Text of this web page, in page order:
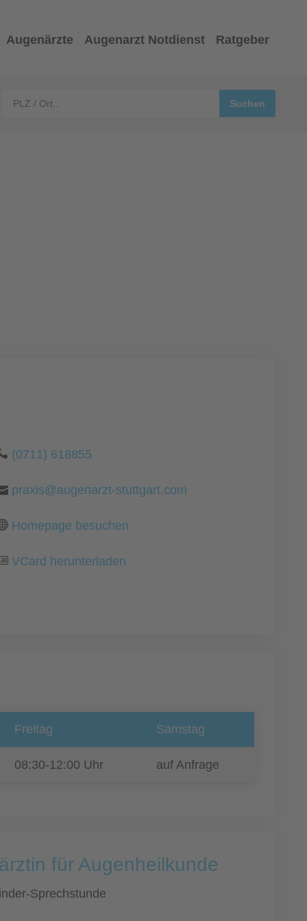
Augenärzte Augenarzt Notdienst Ratgeber
(0711) 618855
praxis@augenarzt-stuttgart.com
Homepage besuchen
VCard herunterladen
Freitag Samstag
08:30-12:00 Uhr auf Anfrage
für Augenheilkunde
Sprechstunde